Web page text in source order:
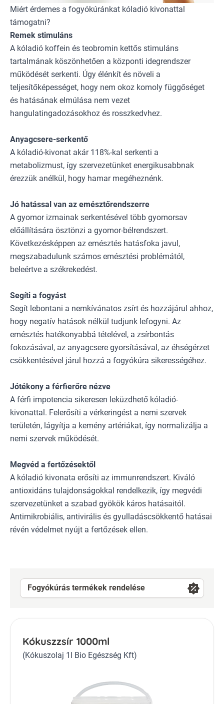
Miért érdemes a fogyókúránkat kóladió kivonattal
támogatni?
Remek stimuláns
A kóladió koffein és teobromin kettős stimuláns
tartalmának köszönhetően a központi idegrendszer
működését serkenti. Úgy élénkít és növeli a
teljesítőképességet, hogy nem okoz komoly függőséget
és hatásának elmúlása nem vezet
hangulatingadozásokhoz és rosszkedvhez.
Anyagcsere-serkentő
A kóladió-kivonat akár 118%-kal serkenti a
metabolizmust, így szervezetünket energikusabbnak
érezzük anélkül, hogy hamar megéheznénk.
Jó hatással van az emésztőrendszerre
A gyomor izmainak serkentésével több gyomorsav
előállítására ösztönzi a gyomor-bélrendszert.
Következésképpen az emésztés hatásfoka javul,
megszabadulunk számos emésztési problémától,
beleértve a székrekedést.
Segíti a fogyást
Segít lebontani a nemkívánatos zsírt és hozzájárul ahhoz,
hogy negatív hatások nélkül tudjunk lefogyni. Az
emésztés hatékonyabbá tételével, a zsírbontás
fokozásával, az anyagcsere gyorsításával, az éhségérzet
csökkentésével járul hozzá a fogyókúra sikerességéhez.
Jótékony a férfierőre nézve
A férfi impotencia sikeresen leküzdhető kóladió-
kivonattal. Felerősíti a vérkeringést a nemi szervek
területén, lágyítja a kemény artériákat, így normalizálja a
nemi szervek működését.
Megvéd a fertőzésektől
A kóladió kivonata erősíti az immunrendszert. Kiváló
antioxidáns tulajdonságokkal rendelkezik, így megvédi
szervezetünket a szabad gyökök káros hatásaitól.
Antimikrobiális, antivirális és gyulladáscsökkentő hatásai
révén védelmet nyújt a fertőzések ellen.
Fogyókúrás termékek rendelése
Kókuszzsír 1000ml
(Kókuszolaj 1l Bio Egészség Kft)